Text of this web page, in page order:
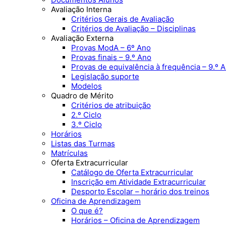
Avaliação Interna
Critérios Gerais de Avaliação
Critérios de Avaliação – Disciplinas
Avaliação Externa
Provas ModA – 6º Ano
Provas finais – 9.º Ano
Provas de equivalência à frequência – 9.º
Legislação suporte
Modelos
Quadro de Mérito
Critérios de atribuição
2.º Ciclo
3.º Ciclo
Horários
Listas das Turmas
Matrículas
Oferta Extracurricular
Catálogo de Oferta Extracurricular
Inscrição em Atividade Extracurricular
Desporto Escolar – horário dos treinos
Oficina de Aprendizagem
O que é?
Horários – Oficina de Aprendizagem